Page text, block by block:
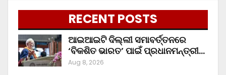
RECENT POSTS
ଆଇଆଇଟି ଦିଲ୍ଲୀ ସମାବର୍ତ୍ତନରେ
‘ବିକଶିତ ଭାରତ’ ପାଇଁ ପ୍ରଧାନମନ୍ତ୍ରୀ…
Aug 8, 2026